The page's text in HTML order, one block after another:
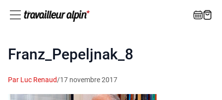
Franz_Pepeljnak_8
Par Luc Renaud/17 novembre 2017